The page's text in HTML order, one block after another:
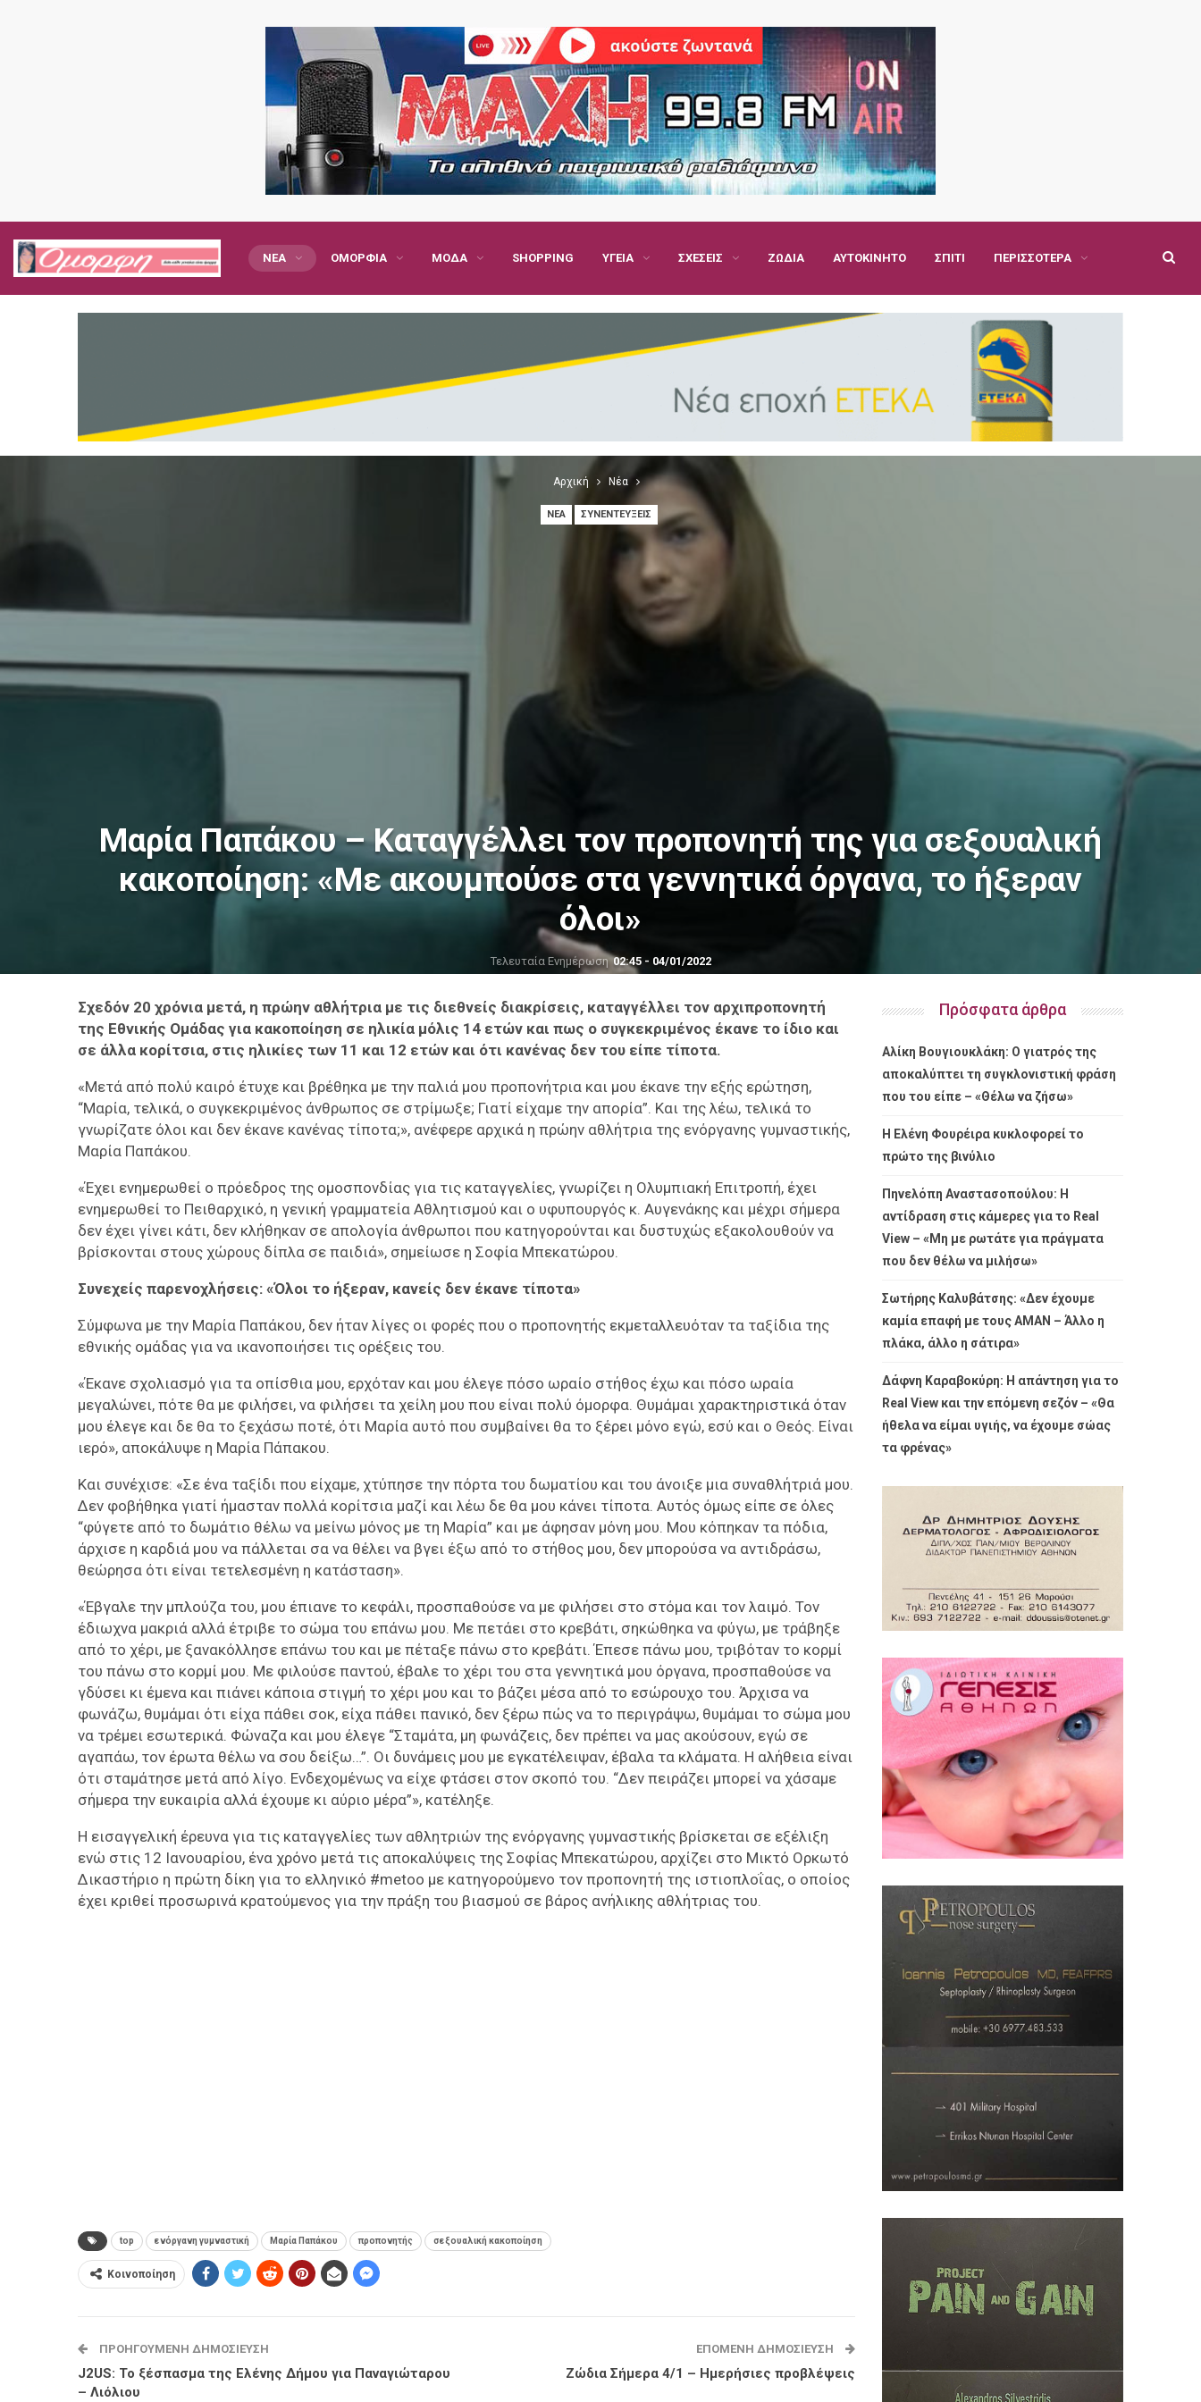
ΝΈΑ ΟΜΟΡΦΙΆ ΜΌΔΑ SHOPPING ΥΓΕΊΑ ΣΧΈΣΕΙΣ ΖΏΔΙΑ ΑΥΤΟΚΊΝΗΤΟ ΣΠΊΤΙ ΠΕΡΙΣΣΌΤΕΡΑ
Αρχική Νέα
ΝΈΑ ΣΥΝΕΝΤΕΎΞΕΙΣ
Μαρία Παπάκου – Καταγγέλλει τον προπονητή της για σεξουαλική
κακοποίηση: «Με ακουμπούσε στα γεννητικά όργανα, το ήξεραν
όλοι»
Τελευταία Ενημέρωση02:45 - 04/01/2022
Σχεδόν 20 χρόνια μετά, η πρώην αθλήτρια με τις διεθνείς διακρίσεις, καταγγέλλει τον αρχιπροπονητή
της Εθνικής Ομάδας για κακοποίηση σε ηλικία μόλις 14 ετών και πως ο συγκεκριμένος έκανε το ίδιο και
σε άλλα κορίτσια, στις ηλικίες των 11 και 12 ετών και ότι κανένας δεν του είπε τίποτα.
«Μετά από πολύ καιρό έτυχε και βρέθηκα με την παλιά μου προπονήτρια και μου έκανε την εξής ερώτηση,
“Μαρία, τελικά, ο συγκεκριμένος άνθρωπος σε στρίμωξε; Γιατί είχαμε την απορία”. Και της λέω, τελικά το
γνωρίζατε όλοι και δεν έκανε κανένας τίποτα;», ανέφερε αρχικά η πρώην αθλήτρια της ενόργανης γυμναστικής,
Μαρία Παπάκου.
«Έχει ενημερωθεί ο πρόεδρος της ομοσπονδίας για τις καταγγελίες, γνωρίζει η Ολυμπιακή Επιτροπή, έχει
ενημερωθεί το Πειθαρχικό, η γενική γραμματεία Αθλητισμού και ο υφυπουργός κ. Αυγενάκης και μέχρι σήμερα
δεν έχει γίνει κάτι, δεν κλήθηκαν σε απολογία άνθρωποι που κατηγορούνται και δυστυχώς εξακολουθούν να
βρίσκονται στους χώρους δίπλα σε παιδιά», σημείωσε η Σοφία Μπεκατώρου.
Συνεχείς παρενοχλήσεις: «Όλοι το ήξεραν, κανείς δεν έκανε τίποτα»
Σύμφωνα με την Μαρία Παπάκου, δεν ήταν λίγες οι φορές που ο προπονητής εκμεταλλευόταν τα ταξίδια της
εθνικής ομάδας για να ικανοποιήσει τις ορέξεις του.
«Έκανε σχολιασμό για τα οπίσθια μου, ερχόταν και μου έλεγε πόσο ωραίο στήθος έχω και πόσο ωραία
μεγαλώνει, πότε θα με φιλήσει, να φιλήσει τα χείλη μου που είναι πολύ όμορφα. Θυμάμαι χαρακτηριστικά όταν
μου έλεγε και δε θα το ξεχάσω ποτέ, ότι Μαρία αυτό που συμβαίνει θα το ξέρει μόνο εγώ, εσύ και ο Θεός. Είναι
ιερό», αποκάλυψε η Μαρία Πάπακου.
Και συνέχισε: «Σε ένα ταξίδι που είχαμε, χτύπησε την πόρτα του δωματίου και του άνοιξε μια συναθλήτριά μου.
Δεν φοβήθηκα γιατί ήμασταν πολλά κορίτσια μαζί και λέω δε θα μου κάνει τίποτα. Αυτός όμως είπε σε όλες
“φύγετε από το δωμάτιο θέλω να μείνω μόνος με τη Μαρία” και με άφησαν μόνη μου. Μου κόπηκαν τα πόδια,
άρχισε η καρδιά μου να πάλλεται σα να θέλει να βγει έξω από το στήθος μου, δεν μπορούσα να αντιδράσω,
θεώρησα ότι είναι τετελεσμένη η κατάσταση».
«Έβγαλε την μπλούζα του, μου έπιανε το κεφάλι, προσπαθούσε να με φιλήσει στο στόμα και τον λαιμό. Τον
έδιωχνα μακριά αλλά έτριβε το σώμα του επάνω μου. Με πετάει στο κρεβάτι, σηκώθηκα να φύγω, με τράβηξε
από το χέρι, με ξανακόλλησε επάνω του και με πέταξε πάνω στο κρεβάτι. Έπεσε πάνω μου, τριβόταν το κορμί
του πάνω στο κορμί μου. Με φιλούσε παντού, έβαλε το χέρι του στα γεννητικά μου όργανα, προσπαθούσε να
γδύσει κι έμενα και πιάνει κάποια στιγμή το χέρι μου και το βάζει μέσα από το εσώρουχο του. Άρχισα να
φωνάζω, θυμάμαι ότι είχα πάθει σοκ, είχα πάθει πανικό, δεν ξέρω πώς να το περιγράψω, θυμάμαι το σώμα μου
να τρέμει εσωτερικά. Φώναζα και μου έλεγε “Σταμάτα, μη φωνάζεις, δεν πρέπει να μας ακούσουν, εγώ σε
αγαπάω, τον έρωτα θέλω να σου δείξω…”. Οι δυνάμεις μου με εγκατέλειψαν, έβαλα τα κλάματα. Η αλήθεια είναι
ότι σταμάτησε μετά από λίγο. Ενδεχομένως να είχε φτάσει στον σκοπό του. “Δεν πειράζει μπορεί να χάσαμε
σήμερα την ευκαιρία αλλά έχουμε κι αύριο μέρα”», κατέληξε.
Η εισαγγελική έρευνα για τις καταγγελίες των αθλητριών της ενόργανης γυμναστικής βρίσκεται σε εξέλιξη
ενώ στις 12 Ιανουαρίου, ένα χρόνο μετά τις αποκαλύψεις της Σοφίας Μπεκατώρου, αρχίζει στο Μικτό Ορκωτό
Δικαστήριο η πρώτη δίκη για το ελληνικό #metoo με κατηγορούμενο τον προπονητή της ιστιοπλοΐας, ο οποίος
έχει κριθεί προσωρινά κρατούμενος για την πράξη του βιασμού σε βάρος ανήλικης αθλήτριας του.
top ενόργανη γυμναστική Μαρία Παπάκου προπονητής σεξουαλική κακοποίηση
Κοινοποίηση
ΠΡΟΗΓΟΎΜΕΝΗ ΔΗΜΟΣΊΕΥΣΗ
J2US: Το ξέσπασμα της Ελένης Δήμου για Παναγιώταρου
– Λιόλιου
ΕΠΌΜΕΝΗ ΔΗΜΟΣΊΕΥΣΗ
Ζώδια Σήμερα 4/1 – Ημερήσιες προβλέψεις
Πρόσφατα άρθρα
Αλίκη Βουγιουκλάκη: Ο γιατρός της
αποκαλύπτει τη συγκλονιστική φράση
που του είπε – «Θέλω να ζήσω»
Η Ελένη Φουρέιρα κυκλοφορεί το
πρώτο της βινύλιο
Πηνελόπη Αναστασοπούλου: Η
αντίδραση στις κάμερες για το Real
View – «Μη με ρωτάτε για πράγματα
που δεν θέλω να μιλήσω»
Σωτήρης Καλυβάτσης: «Δεν έχουμε
καμία επαφή με τους ΑΜΑΝ – Άλλο η
πλάκα, άλλο η σάτιρα»
Δάφνη Καραβοκύρη: Η απάντηση για το
Real View και την επόμενη σεζόν – «Θα
ήθελα να είμαι υγιής, να έχουμε σώας
τα φρένας»